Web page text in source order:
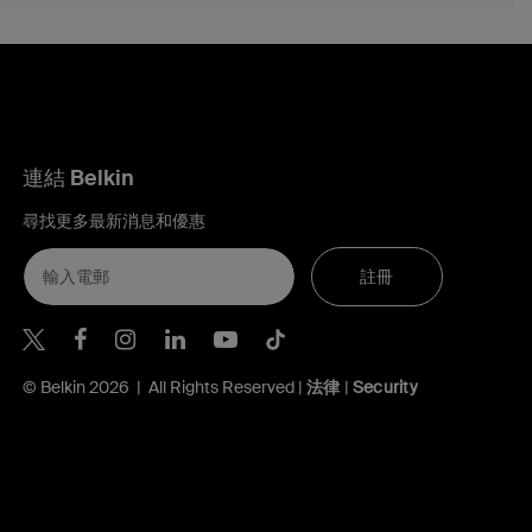
連結 Belkin
尋找更多最新消息和優惠
註冊
Belkin Twitter
Belkin Hong Kong Facebook
Belkin Instagram
Belkin Hong Kong
Belkin Youtube
Belkin TikTok
© Belkin 2026 | All Rights Reserved |法律 | Security